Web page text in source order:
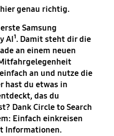
genau richtig.
Samsung
AI¹. Damit steht dir die
an einem neuen
an und nutze die
hast du etwas in
das du
Dank Circle to Search
Einfach einkreisen
Informationen.